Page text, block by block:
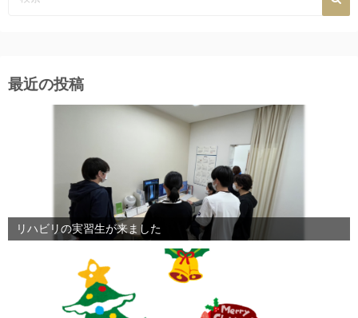
最近の投稿
リハビリの実習生が来ました